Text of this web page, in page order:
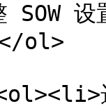
设
ol>